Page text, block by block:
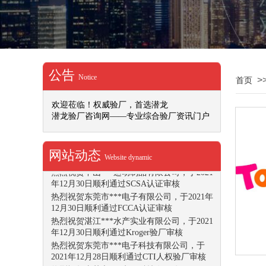
欢迎莅临！权威验厂，首选潜龙
潜龙验厂咨询网——专业综合验厂资讯门户
热烈祝贺***文化用品（深圳）有限公司，于
2022年1月10日顺利通过DISNEY验厂审核
热烈祝贺重庆***动力机械有限公司，于2022
年1月10日顺利通过SMETA-4P认证审核
2022年1月7日顺利通过SMETA-4P认证审核
热烈祝贺***电器（深圳）有限公司，于2022
年1月7日顺利通过BSCI认证审核
热烈祝贺越南***机电有限公司，于2021年12
月31日顺利通过Costco-反恐验厂审核
月31日顺利通过Costco-人权验厂审核
热烈祝贺深圳***文化创意产业有限公司，于
热烈祝贺中山***运动制品有限公司，于2021
年12月30日顺利通过SCSA认证审核
热烈祝贺东莞市***电子有限公司，于2021年
12月30日顺利通过FCCA认证审核
热烈祝贺湛江***水产实业有限公司，于2021
年12月30日顺利通过Kroger验厂审核
热烈祝贺东莞市***电子科技有限公司，于
2021年12月28日顺利通过CTI人权验厂审核
公告 Notice
网站动态 Website dynamic
首页